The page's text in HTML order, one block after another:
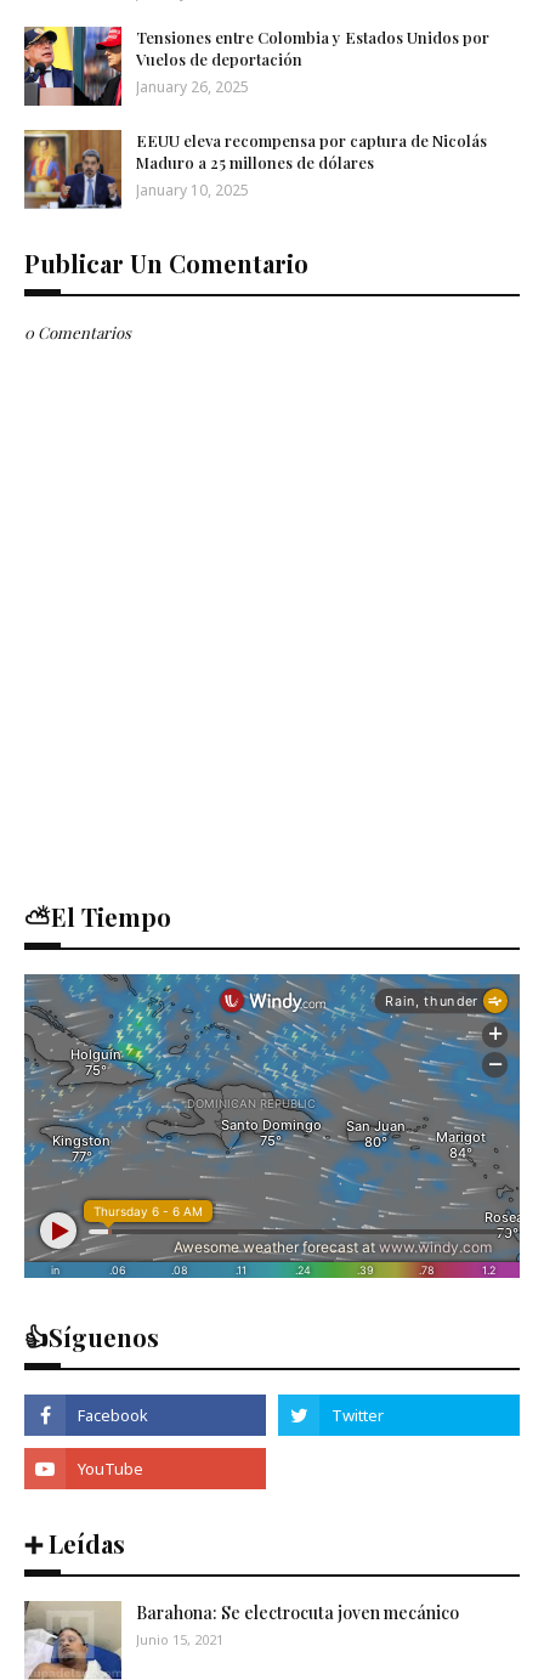
Tensiones entre Colombia y Estados Unidos por
Vuelos de deportación
January 26, 2025
EEUU eleva recompensa por captura de Nicolás
Maduro a 25 millones de dólares
January 10, 2025
Publicar Un Comentario
0 Comentarios
⛅El Tiempo
👍Síguenos
➕ Leídas
Barahona: Se electrocuta joven mecánico
Junio 15, 2021